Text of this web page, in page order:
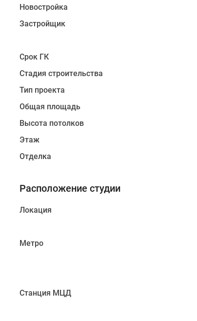
Новостройка
Застройщик
Срок ГК
Стадия строительства
Тип проекта
Общая площадь
Высота потолков
Этаж
Отделка
Расположение студии
Локация
Метро
Станция МЦД